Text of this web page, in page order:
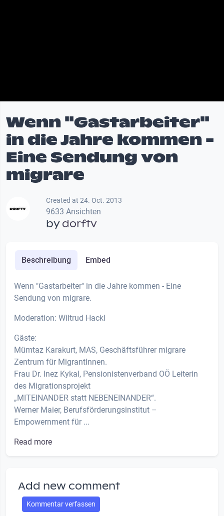
Wenn "Gastarbeiter"
in die Jahre kommen -
Eine Sendung von
migrare
Created at 24. Oct. 2013
9633 Ansichten
bydorftv
Beschreibung Embed
Wenn "Gastarbeiter" in die Jahre kommen - Eine
Sendung von migrare.
Moderation: Wiltrud Hackl
Gäste:
Mümtaz Karakurt, MAS, Geschäftsführer migrare
Zentrum für MigrantInnen.
Frau Dr. Inez Kykal, Pensionistenverband OÖ Leiterin
des Migrationsprojekt
„MITEINANDER statt NEBENEINANDER“.
Werner Maier, Berufsförderungsinstitut –
Empowernment für ...
Read more
Add new comment
Kommentar verfassen